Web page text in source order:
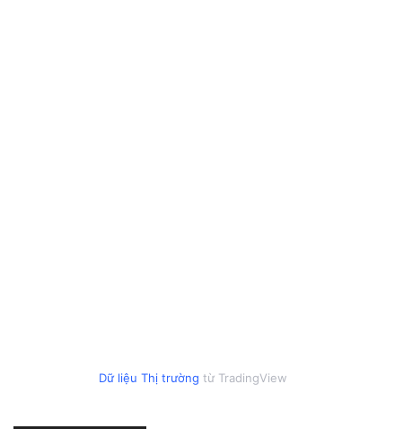
Dữ liệu Thị trường từ TradingView